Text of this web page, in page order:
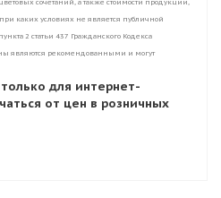
сочетаний, а также стоимости продукции,
каких условиях не является публичной
2 статьи 437 Гражданского Кодекса
являются рекомендованными и могут
для интернет-
от цен в розничных